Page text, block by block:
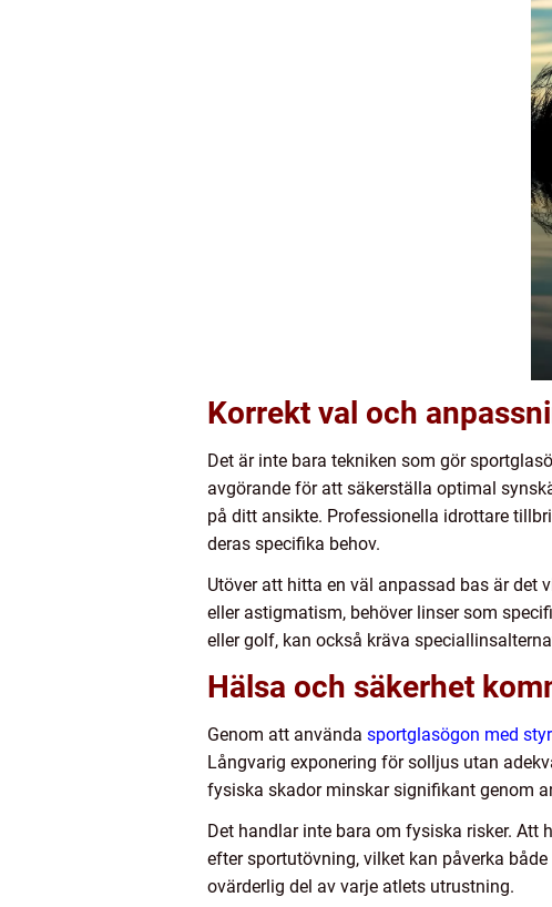
Korrekt val och
Det är inte bara tekniken som gör
avgörande för att säkerställa optimal
på ditt ansikte. Professionella idrottare
deras specifika behov.
Utöver att hitta en väl anpassad bas är det
eller astigmatism, behöver linser som
eller golf, kan också kräva
Hälsa och säkerhet
Genom att använda sportglasögon med
Långvarig exponering för solljus utan
fysiska skador minskar signifikant genom
Det handlar inte bara om fysiska risker.
efter sportutövning, vilket kan påverka
ovärderlig del av varje atlets utrustning.